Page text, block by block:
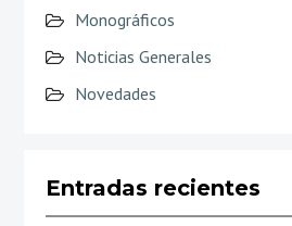
Monográficos
Noticias Generales
Novedades
Entradas recientes